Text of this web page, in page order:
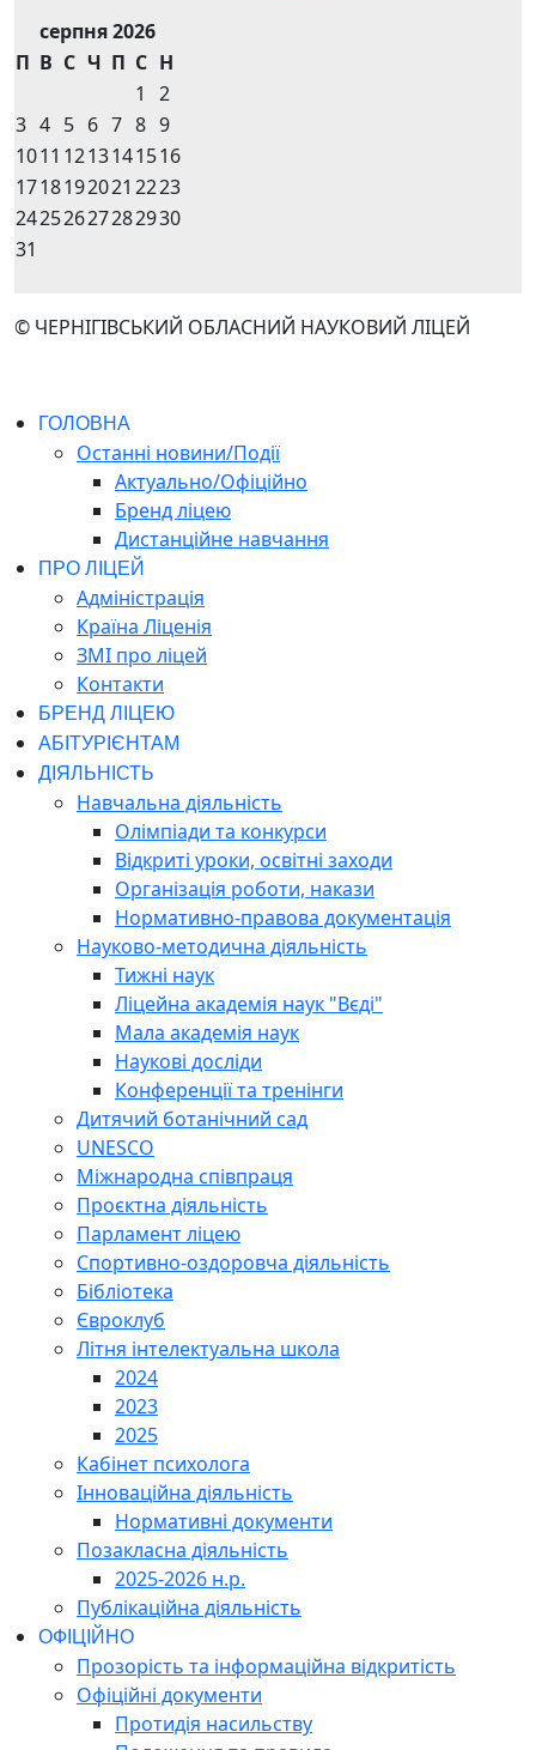
серпня 2026
П В С Ч П С Н
1
2
3 4 5 6 7 8 9
1011 1213141516
1718192021 2223
24252627282930
31
© ЧЕРНІГІВСЬКИЙ ОБЛАСНИЙ НАУКОВИЙ ЛІЦЕЙ
ГОЛОВНА
Останні новини/Події
Актуально/Офіційно
Бренд ліцею
Дистанційне навчання
ПРО ЛІЦЕЙ
Адміністрація
Країна Ліценія
ЗМІ про ліцей
Контакти
БРЕНД ЛІЦЕЮ
АБІТУРІЄНТАМ
ДІЯЛЬНІСТЬ
Навчальна діяльність
Олімпіади та конкурси
Відкриті уроки, освітні заходи
Організація роботи, накази
Нормативно-правова документація
Науково-методична діяльність
Тижні наук
Ліцейна академія наук "Вєді"
Мала академія наук
Наукові досліди
Конференції та тренінги
Дитячий ботанічний сад
UNESCO
Міжнародна співпраця
Проєктна діяльність
Парламент ліцею
Спортивно-оздоровча діяльність
Бібліотека
Євроклуб
Літня інтелектуальна школа
2024
2023
2025
Кабінет психолога
Інноваційна діяльність
Нормативні документи
Позакласна діяльність
2025-2026 н.р.
Публікаційна діяльність
ОФІЦІЙНО
Прозорість та інформаційна відкритість
Офіційні документи
Протидія насильству